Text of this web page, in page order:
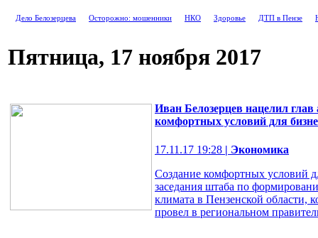
Дело Белозерцева Осторожно: мошенники НКО Здоровье ДТП в Пензе
Пятница, 17 ноября 2017
Иван Белозерцев нацелил глав
комфортных условий для
17.11.17 19:28 | Экономика
Создание комфортных условий
заседания штаба по
климата в Пензенской области,
провел в региональном